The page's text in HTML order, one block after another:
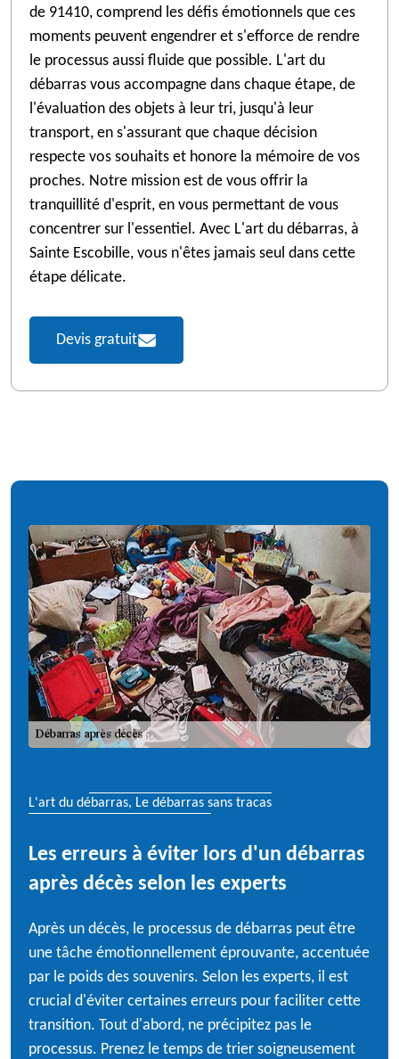
de 91410, comprend les défis émotionnels que ces
moments peuvent engendrer et s'efforce de rendre
le processus aussi fluide que possible. L'art du
débarras vous accompagne dans chaque étape, de
l'évaluation des objets à leur tri, jusqu'à leur
transport, en s'assurant que chaque décision
respecte vos souhaits et honore la mémoire de vos
proches. Notre mission est de vous offrir la
tranquillité d'esprit, en vous permettant de vous
concentrer sur l'essentiel. Avec L'art du débarras, à
Sainte Escobille, vous n'êtes jamais seul dans cette
étape délicate.
Devis gratuit
L'art du débarras, Le débarras sans tracas
Les erreurs à éviter lors d'un débarras
après décès selon les experts
Après un décès, le processus de débarras peut être
une tâche émotionnellement éprouvante, accentuée
par le poids des souvenirs. Selon les experts, il est
crucial d'éviter certaines erreurs pour faciliter cette
transition. Tout d'abord, ne précipitez pas le
processus. Prenez le temps de trier soigneusement